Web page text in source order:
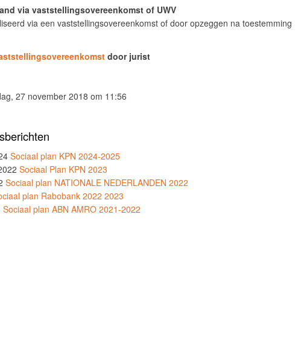
via vaststellingsovereenkomst of UWV
via een vaststellingsovereenkomst of door opzeggen na toestemming
door jurist
27 november 2018 om 11:56
Sociaal plan KPN 2024-2025
Sociaal Plan KPN 2023
Sociaal plan NATIONALE NEDERLANDEN 2022
plan Rabobank 2022 2023
Sociaal plan ABN AMRO 2021-2022